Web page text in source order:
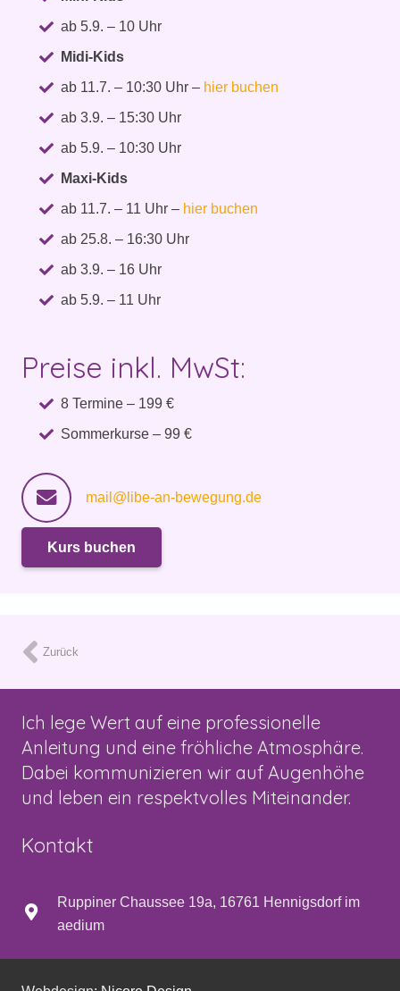
ab 5.9. – 10 Uhr
Midi-Kids
ab 11.7. – 10:30 Uhr – hier buchen
ab 3.9. – 15:30 Uhr
ab 5.9. – 10:30 Uhr
Maxi-Kids
ab 11.7. – 11 Uhr – hier buchen
ab 25.8. – 16:30 Uhr
ab 3.9. – 16 Uhr
ab 5.9. – 11 Uhr
Preise inkl. MwSt:
8 Termine – 199 €
Sommerkurse – 99 €
mail@libe-an-bewegung.de
Kurs buchen
Zurück
Ich lege Wert auf eine professionelle
Anleitung und eine fröhliche Atmosphäre.
Dabei kommunizieren wir auf Augenhöhe
und leben ein respektvolles Miteinander.
Kontakt
Ruppiner Chaussee 19a, 16761 Hennigsdorf im
aedium